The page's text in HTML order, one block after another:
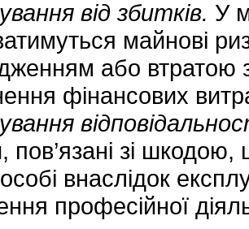
від збитків. У
майнові
або втратою
фінансових
пов’язані зі
особі внаслідок
професійної